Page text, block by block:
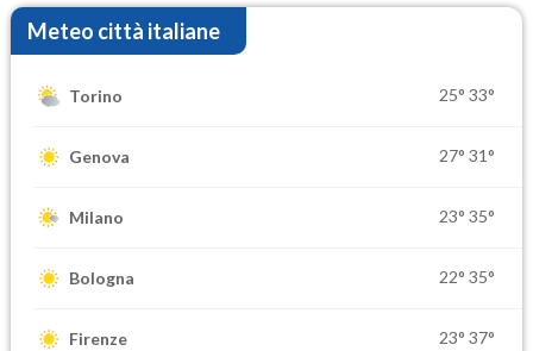
Meteo città italiane
Torino 25° 33°
Genova 27° 31°
Milano 23° 35°
Bologna 22° 35°
Firenze 23° 37°